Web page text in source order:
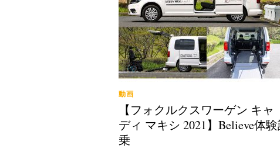
動画
【フォクルクスワーゲン キャ
ディ マキシ 2021】Believe体
乗